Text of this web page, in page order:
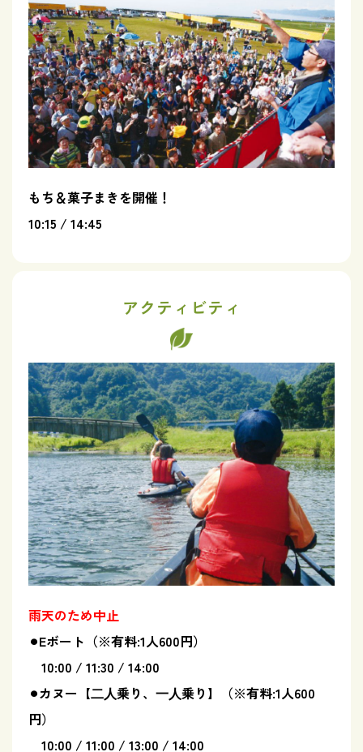
もち＆菓子まきを開催！
10:15 / 14:45
アクティビティ
雨天のため中止
⚫︎Eボート（※有料:1人600円）
10:00 / 11:30 / 14:00
⚫︎カヌー【⼆⼈乗り、⼀⼈乗り】（※有料:1人600
円）
10:00 / 11:00 / 13:00 / 14:00